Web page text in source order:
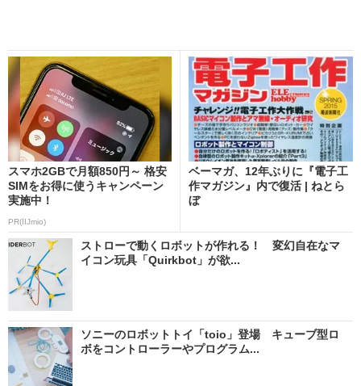
スマホ2GBで月額850円～ 格安
SIMをお得に使うキャンペーン
実施中！
PR(IIJmio)
ベーマガ、12年ぶりに『電子工
作マガジン』内で復活 | ねとら
ぼ
ストローで動くロボットが作れる！ 変幻自在なマ
イコン玩具「Quirkbot」が欲...
ソニーのロボットトイ「toio」登場 キューブ型ロ
ボをコントローラーやプログラム...